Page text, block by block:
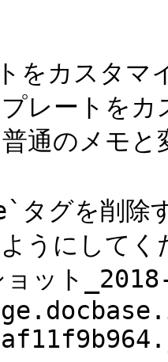
をカスタマ
レートを
通のメモ
グを削除す
うにして
ョット